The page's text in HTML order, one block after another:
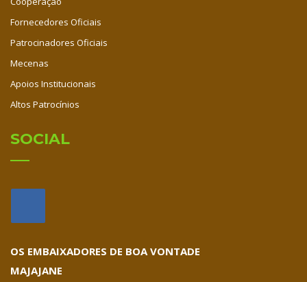
Fornecedores Oficiais
Patrocinadores Oficiais
Mecenas
Apoios Institucionais
Altos Patrocínios
SOCIAL
OS EMBAIXADORES DE BOA VONTADE
MAJAJANE